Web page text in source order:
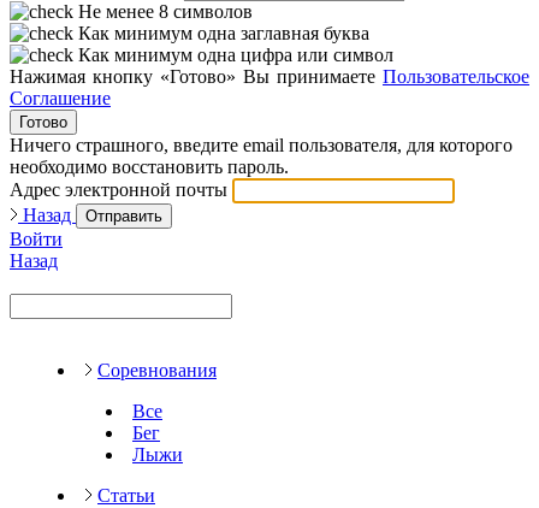
Не менее 8 символов
Как минимум одна заглавная буква
Как минимум одна цифра или символ
Нажимая кнопку «Готово» Вы принимаете Пользовательское
Соглашение
Готово
Ничего страшного, введите email пользователя, для которого
необходимо восстановить пароль.
Адрес электронной почты
Назад
Отправить
Войти
Назад
Соревнования
Все
Бег
Лыжи
Статьи